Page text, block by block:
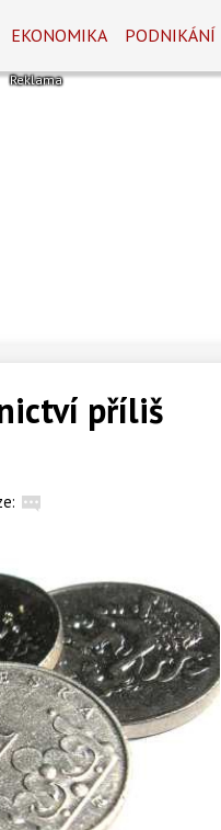
EKONOMIKA PODNIKÁNÍ
příliš